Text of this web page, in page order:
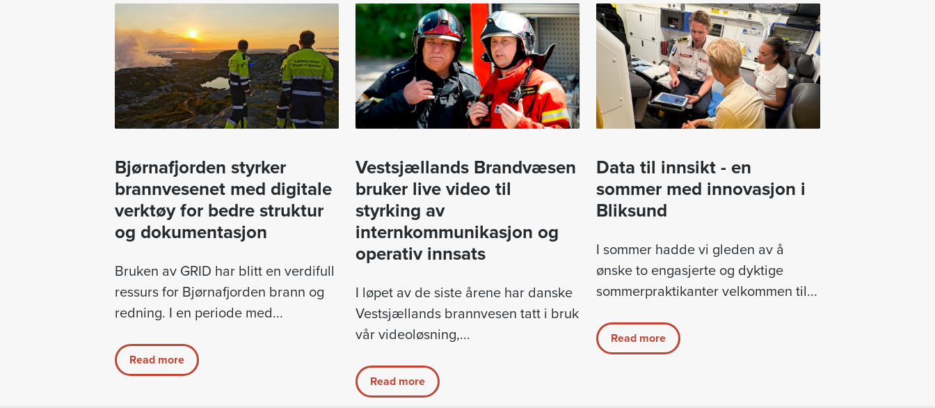
Bjørnafjorden styrker
brannvesenet med digitale
verktøy for bedre struktur
og dokumentasjon
Bruken av GRID har blitt en verdifull
ressurs for Bjørnafjorden brann og
redning. I en periode med...
Read more
Vestsjællands Brandvæsen
bruker live video til
styrking av
internkommunikasjon og
operativ innsats
I løpet av de siste årene har danske
Vestsjællands brannvesen tatt i bruk
vår videoløsning,...
Read more
Data til innsikt - en
sommer med innovasjon i
Bliksund
I sommer hadde vi gleden av å
ønske to engasjerte og dyktige
sommerpraktikanter velkommen til...
Read more